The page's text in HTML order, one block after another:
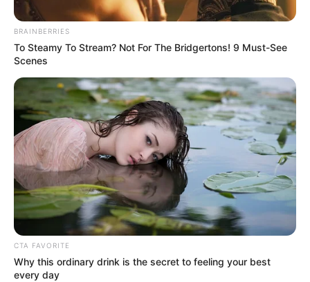
ΝΑ ΥΠΟΚΎΨΕΤΕ ΏΣΤΕ ΝΑ ΔΕΧΤΕΊΤΕ ΟΙΚΙΟΘΕΛΏΣ ΤΑ
ΕΜΒÓΛΙΑ ΤΟΥΣ. ΕΆΝ ΔΕΝ ΤΑ ΔΕΧΤΕΊΤΕ ΘΑ ΠΡΈΠΕΙ ΝΑ
ΚΆΝΕΤΕ ΣΥΧΝΆ ΤΕΣΤ, ΝΑ ΦΟΡΆΤΕ ΦΊΜΩΤΡΑ ΤΑ ΟΠΟΊΑ
ΘΑ ΠΛΗΡΏΝΕΤΕ ΑΠΌ ΤΗΝ ΤΣΈΠΗ ΣΑΣ. ΠΟΙΟΣ ΚΕΡΔΊΖΕΙ
ΑΠΌ ΌΛΑ ΑΥΤΆ; ΤΟ ΚΡΆΤΟΣ!
BRAINBERRIES
To Steamy To Stream? Not For The Bridgertons! 9 Must-See
Scenes
CTA FAVORITE
Why this ordinary drink is the secret to feeling your best
every day